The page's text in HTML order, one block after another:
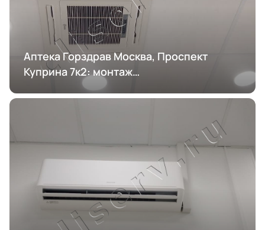
Аптека Горздрав Москва, Проспект
Куприна 7к2: монтаж
кондиционирования